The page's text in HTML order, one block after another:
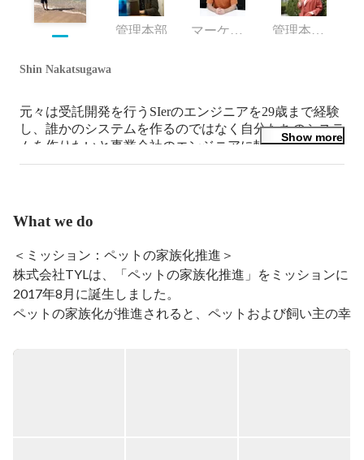
管理本部 マーケティング企画部 部長 管理本部 人事部
Shin Nakatsugawa
元々は受託開発を行うSIerのエンジニアを29歳まで経験
し、誰かのシステムを作るのではなく自分たちのシステ
ムを作りたいと事業会社のエンジニアに転身。その後
「ペットの家族化推進」をミッションとした株式会社
Show more
What we do
＜ミッション：ペットの家族化推進＞
株式会社TYLは、「ペットの家族化推進」をミッションに
2017年8月に誕生しました。
ペットの家族化が推進されると、ペットおよび飼い主の幸